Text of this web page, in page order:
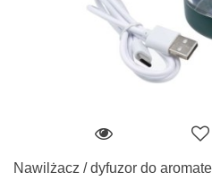
Nawilżacz / dyfuzor do